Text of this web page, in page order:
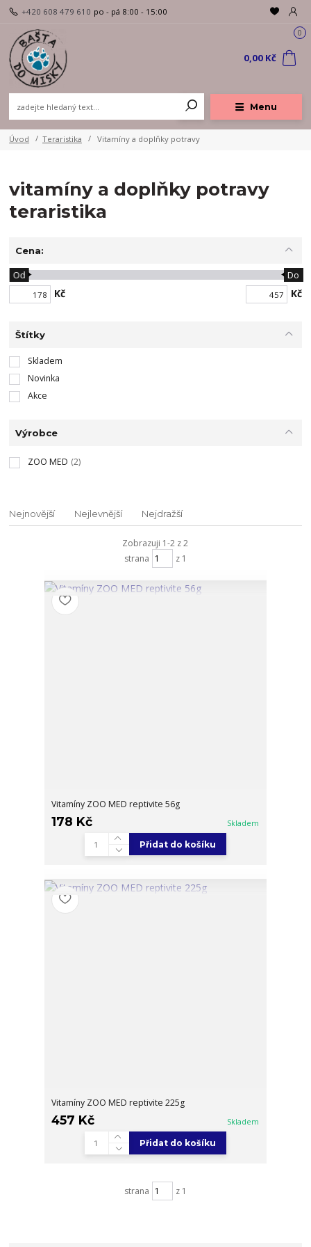
Menu
+420 608 479 610 po - pá 8:00 - 15:00
0
0,00 Kč
Úvod Teraristika Vitamíny a doplňky potravy
vitamíny a doplňky potravy
teraristika
Cena:
Kč
Od Do
Kč
Štítky
Skladem
Novinka
Akce
Výrobce
ZOO MED (2)
Nejnovější Nejlevnější Nejdražší
Zobrazuji 1-2 z 2
strana
z 1
Vitamíny ZOO MED reptivite 56g
178 Kč Skladem
Přidat do košíku
Vitamíny ZOO MED reptivite 225g
457 Kč Skladem
Přidat do košíku
strana z 1